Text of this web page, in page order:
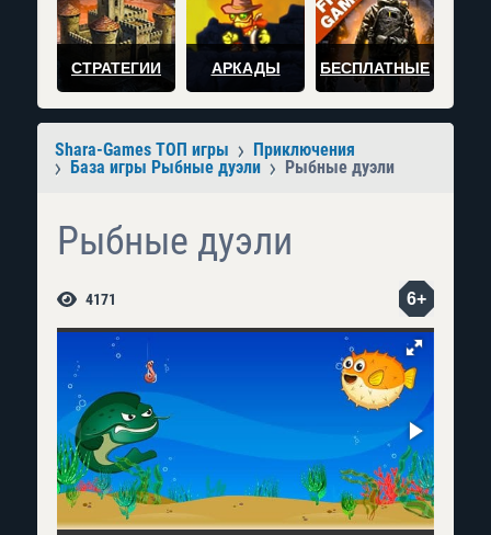
СТРАТЕГИИ АРКАДЫ БЕСПЛАТНЫЕ
Shara-Games ТОП игры
Приключения
База игры Рыбные дуэли
Рыбные дуэли
Рыбные дуэли
4171 6+